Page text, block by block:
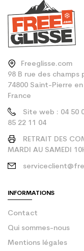
Freeglisse.com
98 B rue des champs
74800 Saint-Pierre
France
Site web : 04 50
85 22 11 04
RETRAIT DES
MARDI AU SAMEDI
INFORMATIONS
Contact
Qui sommes-nous
Mentions légales